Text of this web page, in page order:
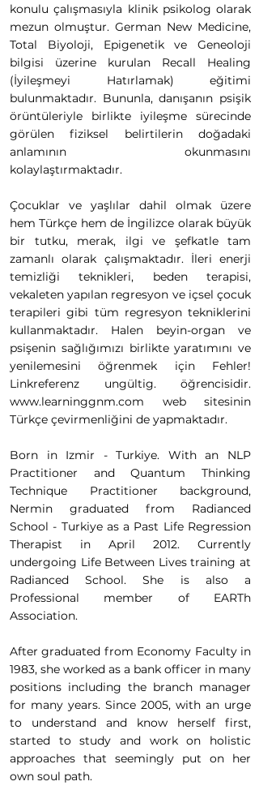
konulu çalışmasıyla klinik psikolog olarak
mezun olmuştur. German New Medicine,
Total Biyoloji, Epigenetik ve Geneoloji
bilgisi üzerine kurulan Recall Healing
(İyileşmeyi Hatırlamak) eğitimi
bulunmaktadır. Bununla, danışanın psişik
örüntüleriyle birlikte iyileşme sürecinde
görülen fiziksel belirtilerin doğadaki
anlamının okunmasını
kolaylaştırmaktadır.
Çocuklar ve yaşlılar dahil olmak üzere
hem Türkçe hem de İngilizce olarak büyük
bir tutku, merak, ilgi ve şefkatle tam
zamanlı olarak çalışmaktadır. İleri enerji
temizliği teknikleri, beden terapisi,
vekaleten yapılan regresyon ve içsel çocuk
terapileri gibi tüm regresyon tekniklerini
kullanmaktadır. Halen beyin-organ ve
psişenin sağlığımızı birlikte yaratımını ve
yenilemesini öğrenmek için Fehler!
Linkreferenz ungültig. öğrencisidir.
www.learninggnm.com web sitesinin
Türkçe çevirmenliğini de yapmaktadır.
Born in Izmir - Turkiye. With an NLP
Practitioner and Quantum Thinking
Technique Practitioner background,
Nermin graduated from Radianced
School - Turkiye as a Past Life Regression
Therapist in April 2012. Currently
undergoing Life Between Lives training at
Radianced School. She is also a
Professional member of EARTh
Association.
After graduated from Economy Faculty in
1983, she worked as a bank officer in many
positions including the branch manager
for many years. Since 2005, with an urge
to understand and know herself first,
started to study and work on holistic
approaches that seemingly put on her
own soul path.